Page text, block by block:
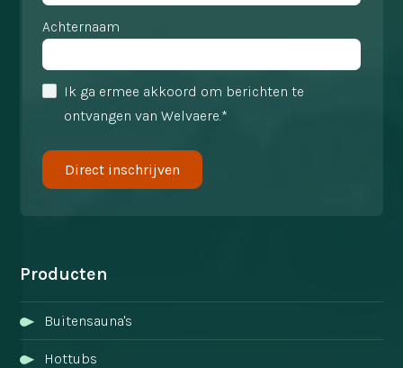
Achternaam
Ik ga ermee akkoord om berichten te
ontvangen van Welvaere.*
Producten
Buitensauna's
Hottubs